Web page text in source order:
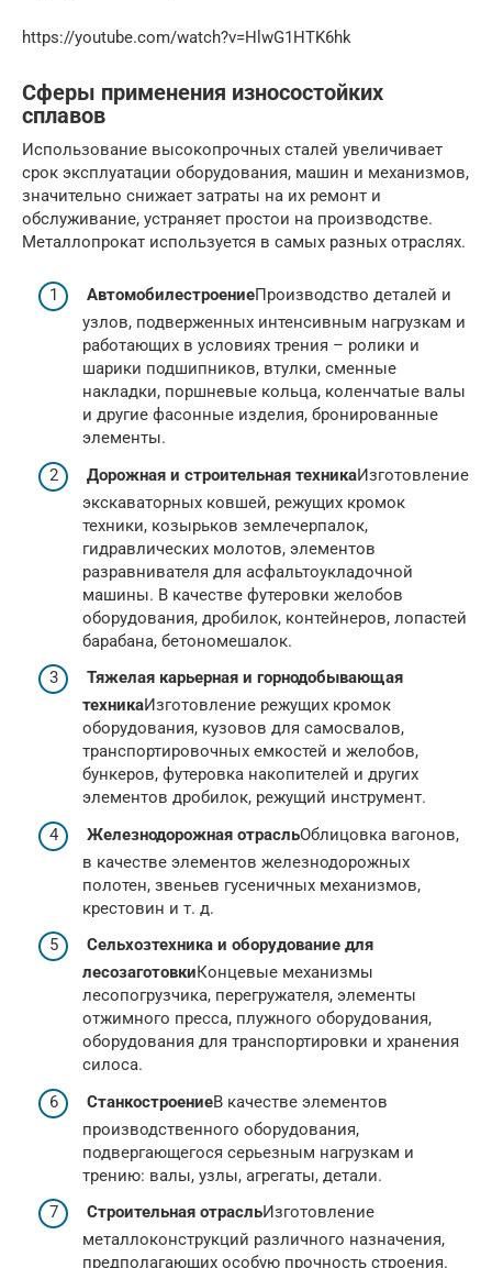
https://youtube.com/watch?v=HlwG1HTK6hk
Сферы применения износостойких
сплавов
Использование высокопрочных сталей увеличивает
срок эксплуатации оборудования, машин и механизмов,
значительно снижает затраты на их ремонт и
обслуживание, устраняет простои на производстве.
Металлопрокат используется в самых разных отраслях.
АвтомобилестроениеПроизводство деталей и
узлов, подверженных интенсивным нагрузкам и
работающих в условиях трения – ролики и
шарики подшипников, втулки, сменные
накладки, поршневые кольца, коленчатые валы
и другие фасонные изделия, бронированные
элементы.
Дорожная и строительная техникаИзготовление
экскаваторных ковшей, режущих кромок
техники, козырьков землечерпалок,
гидравлических молотов, элементов
разравнивателя для асфальтоукладочной
машины. В качестве футеровки желобов
оборудования, дробилок, контейнеров, лопастей
барабана, бетономешалок.
Тяжелая карьерная и горнодобывающая
техникаИзготовление режущих кромок
оборудования, кузовов для самосвалов,
транспортировочных емкостей и желобов,
бункеров, футеровка накопителей и других
элементов дробилок, режущий инструмент.
Железнодорожная отрасльОблицовка вагонов,
в качестве элементов железнодорожных
полотен, звеньев гусеничных механизмов,
крестовин и т. д.
Сельхозтехника и оборудование для
лесозаготовкиКонцевые механизмы
лесопогрузчика, перегружателя, элементы
отжимного пресса, плужного оборудования,
оборудования для транспортировки и хранения
силоса.
СтанкостроениеВ качестве элементов
производственного оборудования,
подвергающегося серьезным нагрузкам и
трению: валы, узлы, агрегаты, детали.
Строительная отрасльИзготовление
металлоконструкций различного назначения,
предполагающих особую прочность строения.